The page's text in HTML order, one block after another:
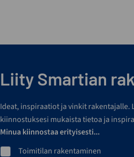
Liity Smartian
Ideat, inspiraatiot ja vinkit
kiinnostuksesi mukaista tietoa ja
Minua kiinnostaa erityisesti...
Toimitilan rakentaminen